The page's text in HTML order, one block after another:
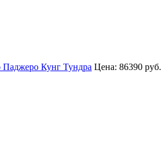
Паджеро Кунг Тундра Цена: 86390 руб.